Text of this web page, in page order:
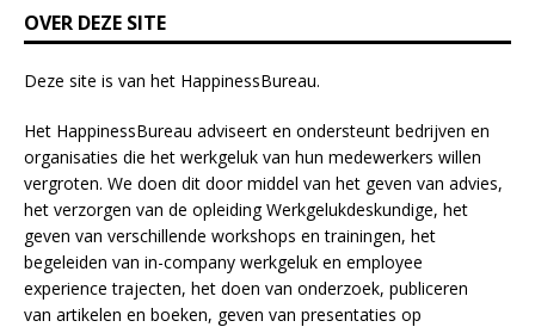
k
.
OVER DEZE SITE
Deze site is van het HappinessBureau.
Het HappinessBureau adviseert en ondersteunt bedrijven en
organisaties die het werkgeluk van hun medewerkers willen
vergroten. We doen dit door middel van het geven van advies,
het verzorgen van de opleidingWerkgelukdeskundige, het
geven van verschillende workshops en trainingen, het
begeleiden van in-company werkgeluk en employee
experiencetrajecten, het doen van onderzoek, publiceren
van artikelen en boeken, geven van presentaties op